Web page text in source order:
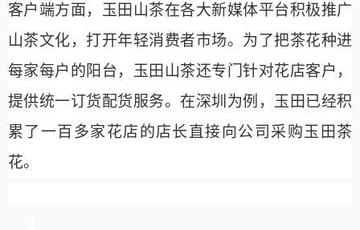
客户端方面，玉田山茶在各大新媒体平台积极推广
山茶文化，打开年轻消费者市场。为了把茶花种进
每家每户的阳台，玉田山茶还专门针对花店客户，
提供统一订货配货服务。在深圳为例，玉田已经积
累了一百多家花店的店长直接向公司采购玉田茶
花。